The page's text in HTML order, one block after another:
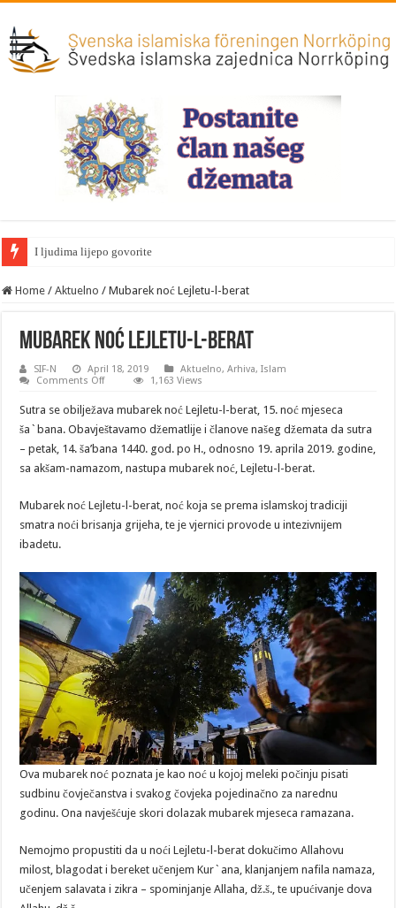
I ljudima lijepo govorite
Home / Aktuelno / Mubarek noć Lejletu-l-berat
Mubarek noć Lejletu-l-berat
SIF-N April 18, 2019 Aktuelno,Arhiva,Islam
Comments Offon
Lejletu-
l-
1,163 Views
Sutra se obilježava mubarek noć Lejletu-l-berat, 15. noć mjeseca
ša`bana. Obavještavamo džematlije i članove našeg džemata da sutra
– petak, 14. ša’bana 1440. god. po H., odnosno 19. aprila 2019. godine,
sa akšam-namazom, nastupa mubarek noć, Lejletu-l-berat.
Mubarek noć Lejletu-l-berat, noć koja se prema islamskoj tradiciji
smatra noći brisanja grijeha, te je vjernici provode u intezivnijem
ibadetu.
Ova mubarek noć poznata je kao noć u kojoj meleki počinju pisati
sudbinu čovječanstva i svakog čovjeka pojedinačno za narednu
godinu. Ona navješćuje skori dolazak mubarek mjeseca ramazana.
Nemojmo propustiti da u noći Lejletu-l-berat dokučimo Allahovu
milost, blagodat i bereket učenjem Kur`ana, klanjanjem nafila namaza,
učenjem salavata i zikra – spominjanje Allaha, dž.š., te upućivanje dova